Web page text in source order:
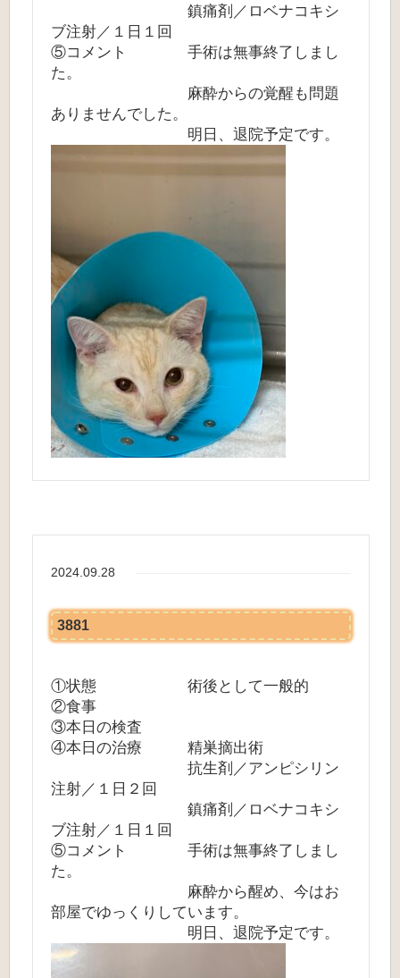
鎮痛剤／ロベナコキシ
ブ注射／１日１回
⑤コメント 手術は無事終了しまし
た。
麻酔からの覚醒も問題
ありませんでした。
明日、退院予定です。
2024.09.28
3881
①状態 術後として一般的
②食事
③本日の検査
④本日の治療 精巣摘出術
抗生剤／アンピシリン
注射／１日２回
鎮痛剤／ロベナコキシ
ブ注射／１日１回
⑤コメント 手術は無事終了しまし
た。
麻酔から醒め、今はお
部屋でゆっくりしています。
明日、退院予定です。